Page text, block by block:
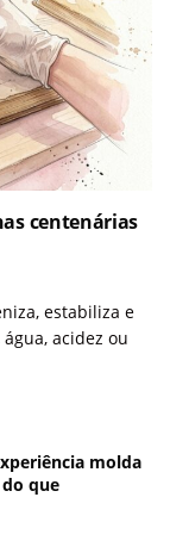
centenárias
estabiliza e
acidez ou
molda
que